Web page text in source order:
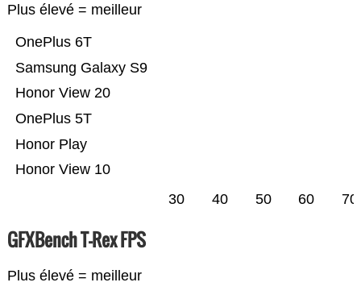
Plus élevé = meilleur
Honor View 10
Honor Play
OnePlus 5T
Honor View 20
Samsung Galaxy S9
OnePlus 6T
30 40 50 60 70
GFXBench T-Rex FPS
Plus élevé = meilleur